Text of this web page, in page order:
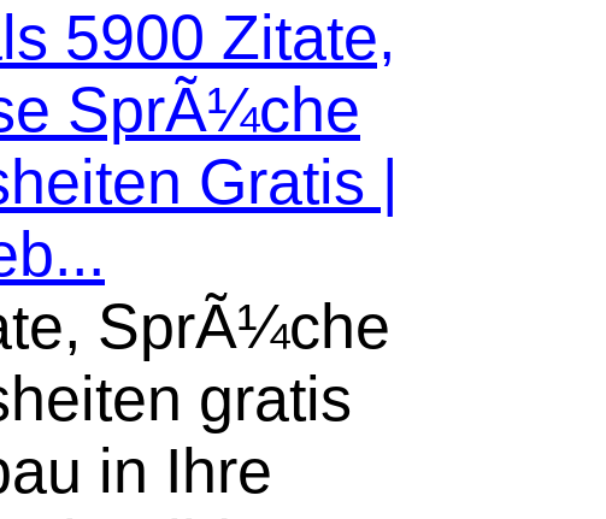
5900 Zitate,
SprÃ¼che
Gratis |
SprÃ¼che
gratis
in Ihre